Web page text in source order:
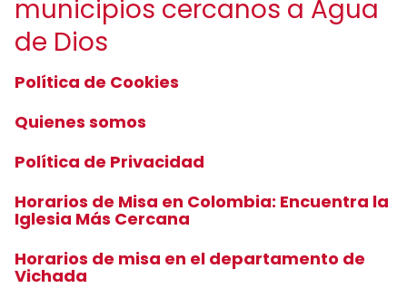
municipios cercanos a Agua
de Dios
Política de Cookies
Quienes somos
Política de Privacidad
Horarios de Misa en Colombia: Encuentra la
Iglesia Más Cercana
Horarios de misa en el departamento de
Vichada